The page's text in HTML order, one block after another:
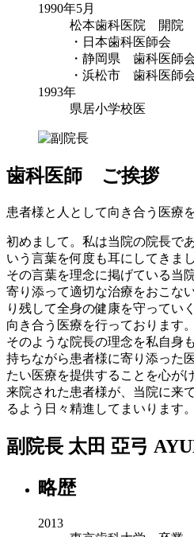
1990年5月
松本歯科医院 開院
・日本歯科医師会
・静岡県 歯科医師
・浜松市 歯科医師
1993年
県居小学校医
歯科医師 ご挨拶
患者様と人として向き合う医療
初めまして。私は当院の院長で
いう言葉を何度も耳にしてきまし
その言葉を理念に掲げている当
寄り添って適切な治療をおこな
り残して全身の健康を守ってい
向き合う医療を行っております。
そのような院長の理念を私自身
持ちながら患者様に寄り添った
たい医療を提供することを心が
来院された患者様が、当院に来
るよう日々精進してまいります。
副院長 太田 亞弓
略歴
2013